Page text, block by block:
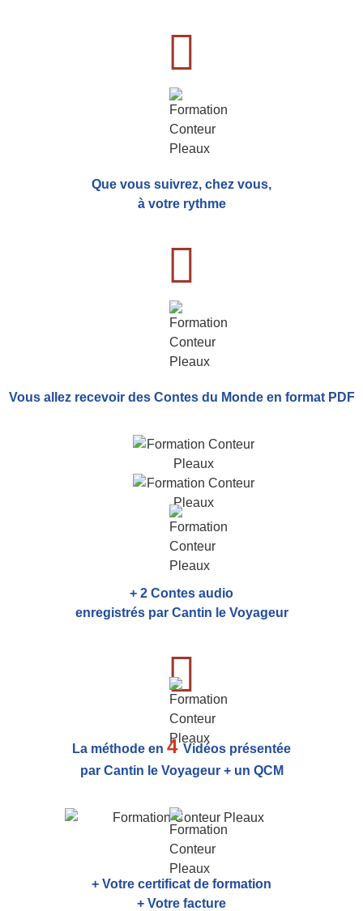
Que vous suivrez, chez vous,
à votre rythme
Vous allez recevoir des Contes du Monde en format PDF
+ 2 Contes audio
enregistrés par Cantin le Voyageur
La méthode en 4Vidéos présentée
par Cantin le Voyageur + un QCM
+ Votre certificat de formation
+ Votre facture